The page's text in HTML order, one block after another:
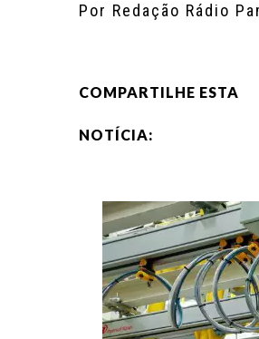
Por Redação Rádio
COMPARTILHE ESTA
NOTÍCIA: